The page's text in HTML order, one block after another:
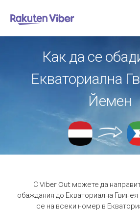
Как да се
Екваториална
Йемен
С Viber Out можете да
обаждания до Екваториална
се на всеки номер в